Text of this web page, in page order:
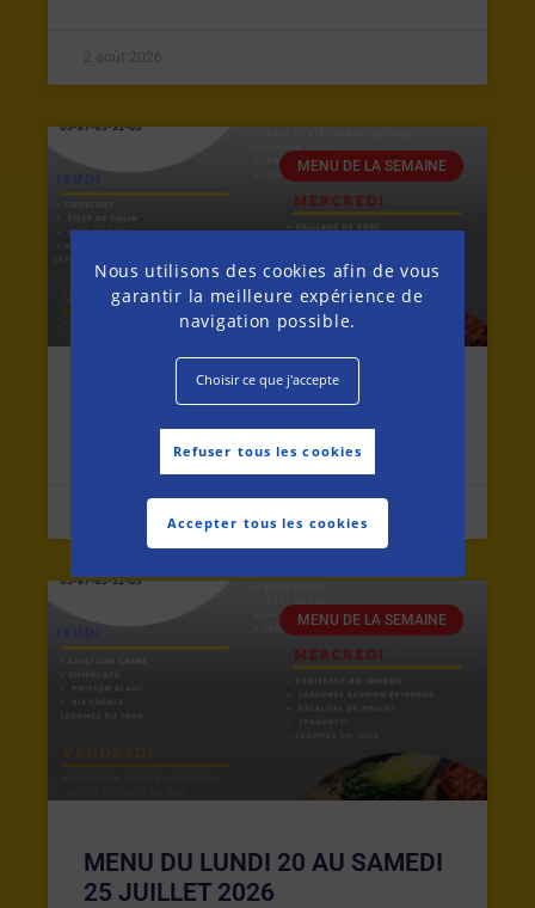
Nous utilisons des cookies afin de vous
garantir la meilleure expérience de
navigation possible.
Choisir ce que j'accepte
Refuser tous les cookies
Accepter tous les cookies
2 août 2026
MENU DE LA SEMAINE
MENU DU LUNDI 27 JUILLET AU
SAMEDI 1ER AOUT 2026
MENU DE LA SEMAINE
MENU DU LUNDI 20 AU SAMEDI
25 JUILLET 2026